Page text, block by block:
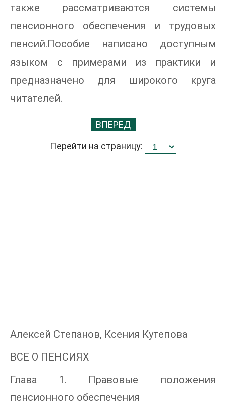
также рассматриваются системы
пенсионного обеспечения и трудовых
пенсий.Пособие написано доступным
языком с примерами из практики и
предназначено для широкого круга
читателей.
ВПЕРЕД
Перейти на страницу:
Алексей Степанов, Ксения Кутепова
ВСЕ О ПЕНСИЯХ
Глава 1. Правовые положения
пенсионного обеспечения